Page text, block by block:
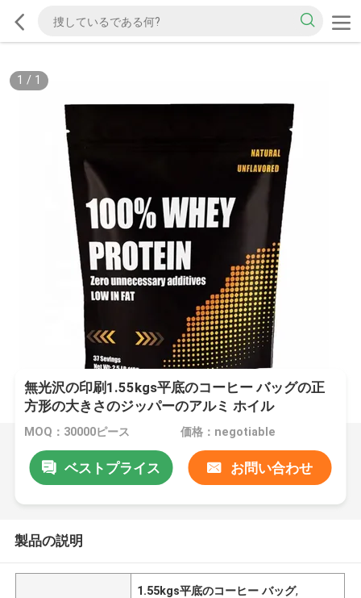
1 / 1
無光沢の印刷1.55kgs平底のコーヒー バッグの正
方形の大きさのジッパーのアルミ ホイル
MOQ：30000ピース 価格：negotiable
ベストプライス お問い合わせ
製品の説明
1.55kgs平底のコーヒー バッグ,